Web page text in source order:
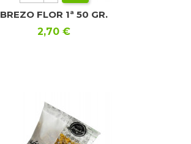
BREZO FLOR 1ª 50 GR.
Precio
2,70 €